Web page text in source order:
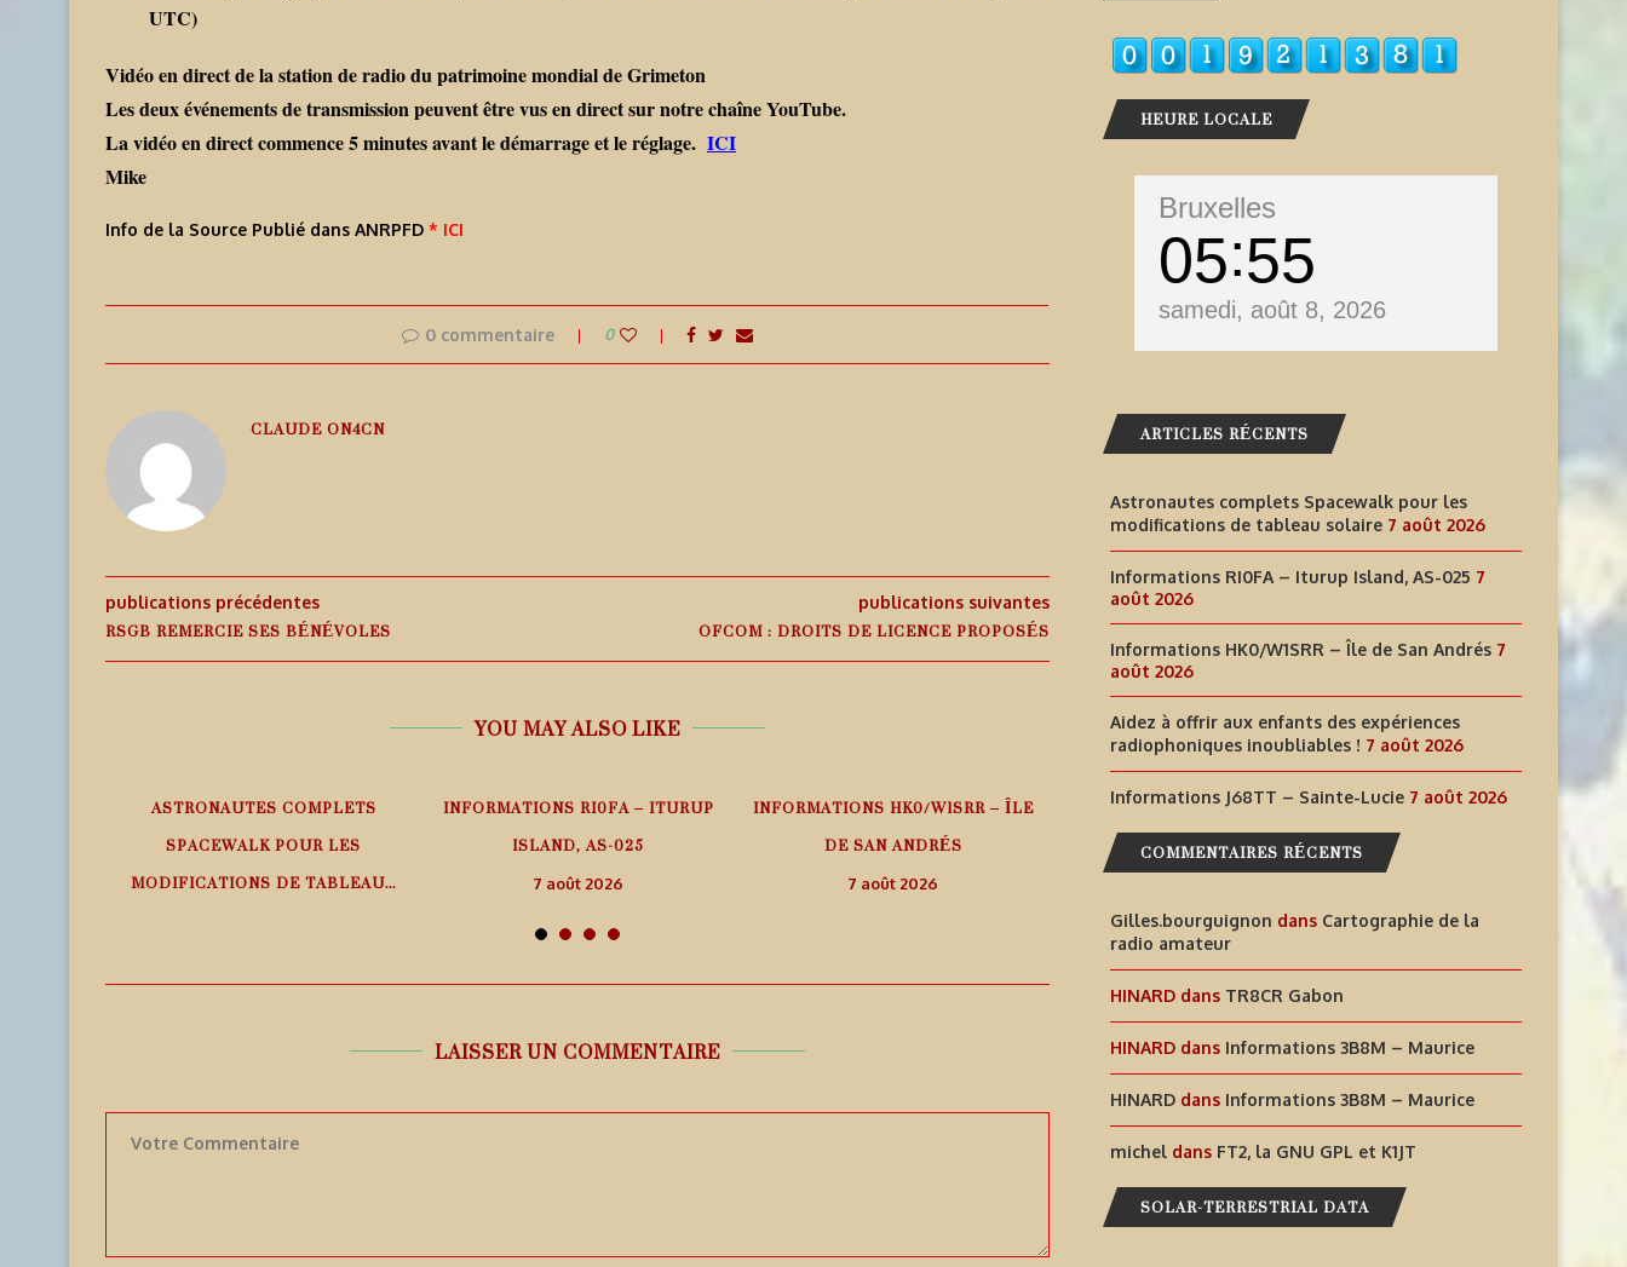
UTC)
Vidéo en direct de la station de radio du patrimoine mondial de Grimeton
Les deux événements de transmission peuvent être vus en direct sur notre chaîne YouTube.
La vidéo en direct commence 5 minutes avant le démarrage et le réglage. ICI
Mike
Info de la Source Publié dans ANRPFD * ICI
0 commentaire 0
CLAUDE ON4CN
publications précédentes
RSGB REMERCIE SES BÉNÉVOLES
publications suivantes
OFCOM : DROITS DE LICENCE PROPOSÉS
YOU MAY ALSO LIKE
ASTRONAUTES COMPLETS
SPACEWALK POUR LES
MODIFICATIONS DE TABLEAU...
INFORMATIONS RI0FA – ITURUP
ISLAND, AS-025
7 août 2026
INFORMATIONS HK0/W1SRR – ÎLE
DE SAN ANDRÉS
7 août 2026
AIDEZ À OFFRIR AUX ENFANTS
DES EXPÉRIENCES
RADIOPHONIQUES...
7 août 2026
INFORMATIONS J68TT –
LAISSER UN COMMENTAIRE
HEURE LOCALE
Bruxelles
05 55
samedi, août 8, 2026
ARTICLES RÉCENTS
Astronautes complets Spacewalk pour les
modifications de tableau solaire 7 août 2026
Informations RI0FA – Iturup Island, AS-025 7
août 2026
Informations HK0/W1SRR – Île de San Andrés 7
août 2026
Aidez à offrir aux enfants des expériences
radiophoniques inoubliables ! 7 août 2026
Informations J68TT – Sainte-Lucie 7 août 2026
COMMENTAIRES RÉCENTS
Gilles.bourguignon dans Cartographie de la
radio amateur
HINARD dans TR8CR Gabon
HINARD dans Informations 3B8M – Maurice
HINARD dans Informations 3B8M – Maurice
michel dans FT2, la GNU GPL et K1JT
SOLAR-TERRESTRIAL DATA